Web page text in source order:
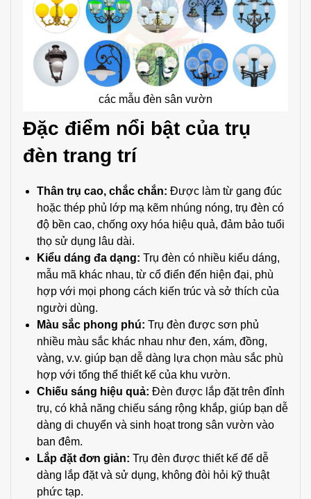
các mẫu đèn sân vườn
Đặc điểm nổi bật của trụ
đèn trang trí
Thân trụ cao, chắc chắn: Được làm từ gang đúc
hoặc thép phủ lớp mạ kẽm nhúng nóng, trụ đèn có
độ bền cao, chống oxy hóa hiệu quả, đảm bảo tuổi
thọ sử dụng lâu dài.
Kiểu dáng đa dạng: Trụ đèn có nhiều kiểu dáng,
mẫu mã khác nhau, từ cổ điển đến hiện đại, phù
hợp với mọi phong cách kiến trúc và sở thích của
người dùng.
Màu sắc phong phú: Trụ đèn được sơn phủ
nhiều màu sắc khác nhau như đen, xám, đồng,
vàng, v.v. giúp bạn dễ dàng lựa chọn màu sắc phù
hợp với tổng thể thiết kế của khu vườn.
Chiếu sáng hiệu quả: Đèn được lắp đặt trên đỉnh
trụ, có khả năng chiếu sáng rộng khắp, giúp bạn dễ
dàng di chuyển và sinh hoạt trong sân vườn vào
ban đêm.
Lắp đặt đơn giản: Trụ đèn được thiết kế để dễ
dàng lắp đặt và sử dụng, không đòi hỏi kỹ thuật
phức tạp.